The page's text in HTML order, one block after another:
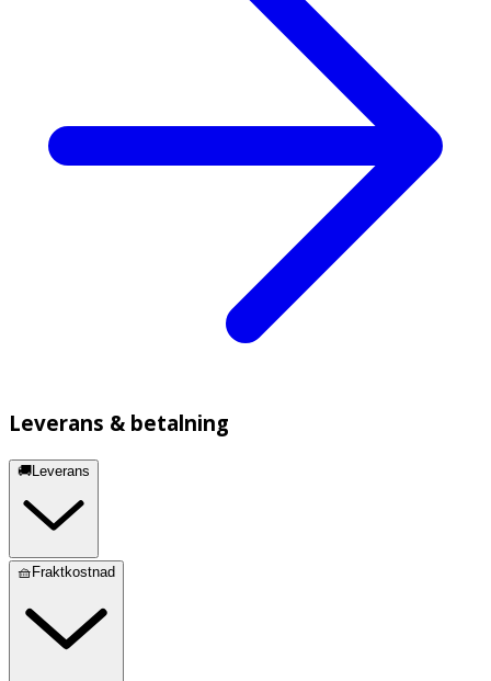
Leverans & betalning
🚚Leverans
🧺Fraktkostnad